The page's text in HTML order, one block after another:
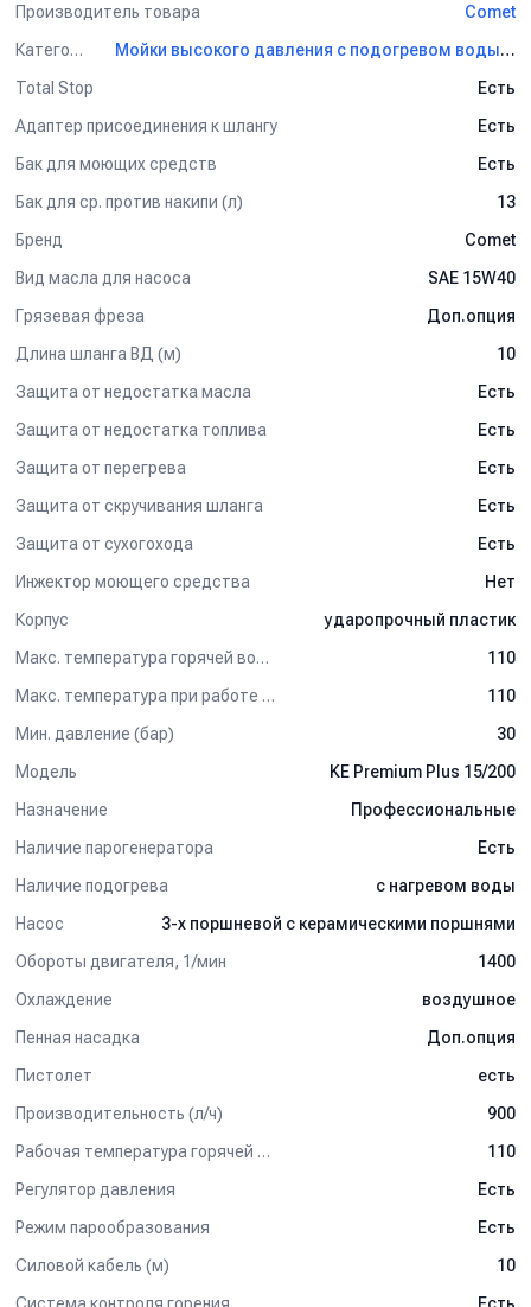
Производитель товара
Comet
Категория
Мойки высокого давления с подогревом воды Comet
Total Stop
Есть
Адаптер присоединения к шлангу
Есть
Бак для моющих средств
Есть
Бак для ср. против накипи (л)
13
Бренд
Comet
Вид масла для насоса
SAE 15W40
Грязевая фреза
Доп.опция
Длина шланга ВД (м)
10
Защита от недостатка масла
Есть
Защита от недостатка топлива
Есть
Защита от перегрева
Есть
Защита от скручивания шланга
Есть
Защита от сухогохода
Есть
Инжектор моющего средства
Нет
Корпус
ударопрочный пластик
Макс. температура горячей воды (°C)
110
Макс. температура при работе с паром (°C)
110
Мин. давление (бар)
30
Модель
KE Premium Plus 15/200
Назначение
Профессиональные
Наличие парогенератора
Есть
Наличие подогрева
с нагревом воды
Насос
3-х поршневой c керамическими поршнями
Обороты двигателя, 1/мин
1400
Охлаждение
воздушное
Пенная насадка
Доп.опция
Пистолет
есть
Производительность (л/ч)
900
Рабочая температура горячей воды (°C)
110
Регулятор давления
Есть
Режим парообразования
Есть
Силовой кабель (м)
10
Система контроля горения